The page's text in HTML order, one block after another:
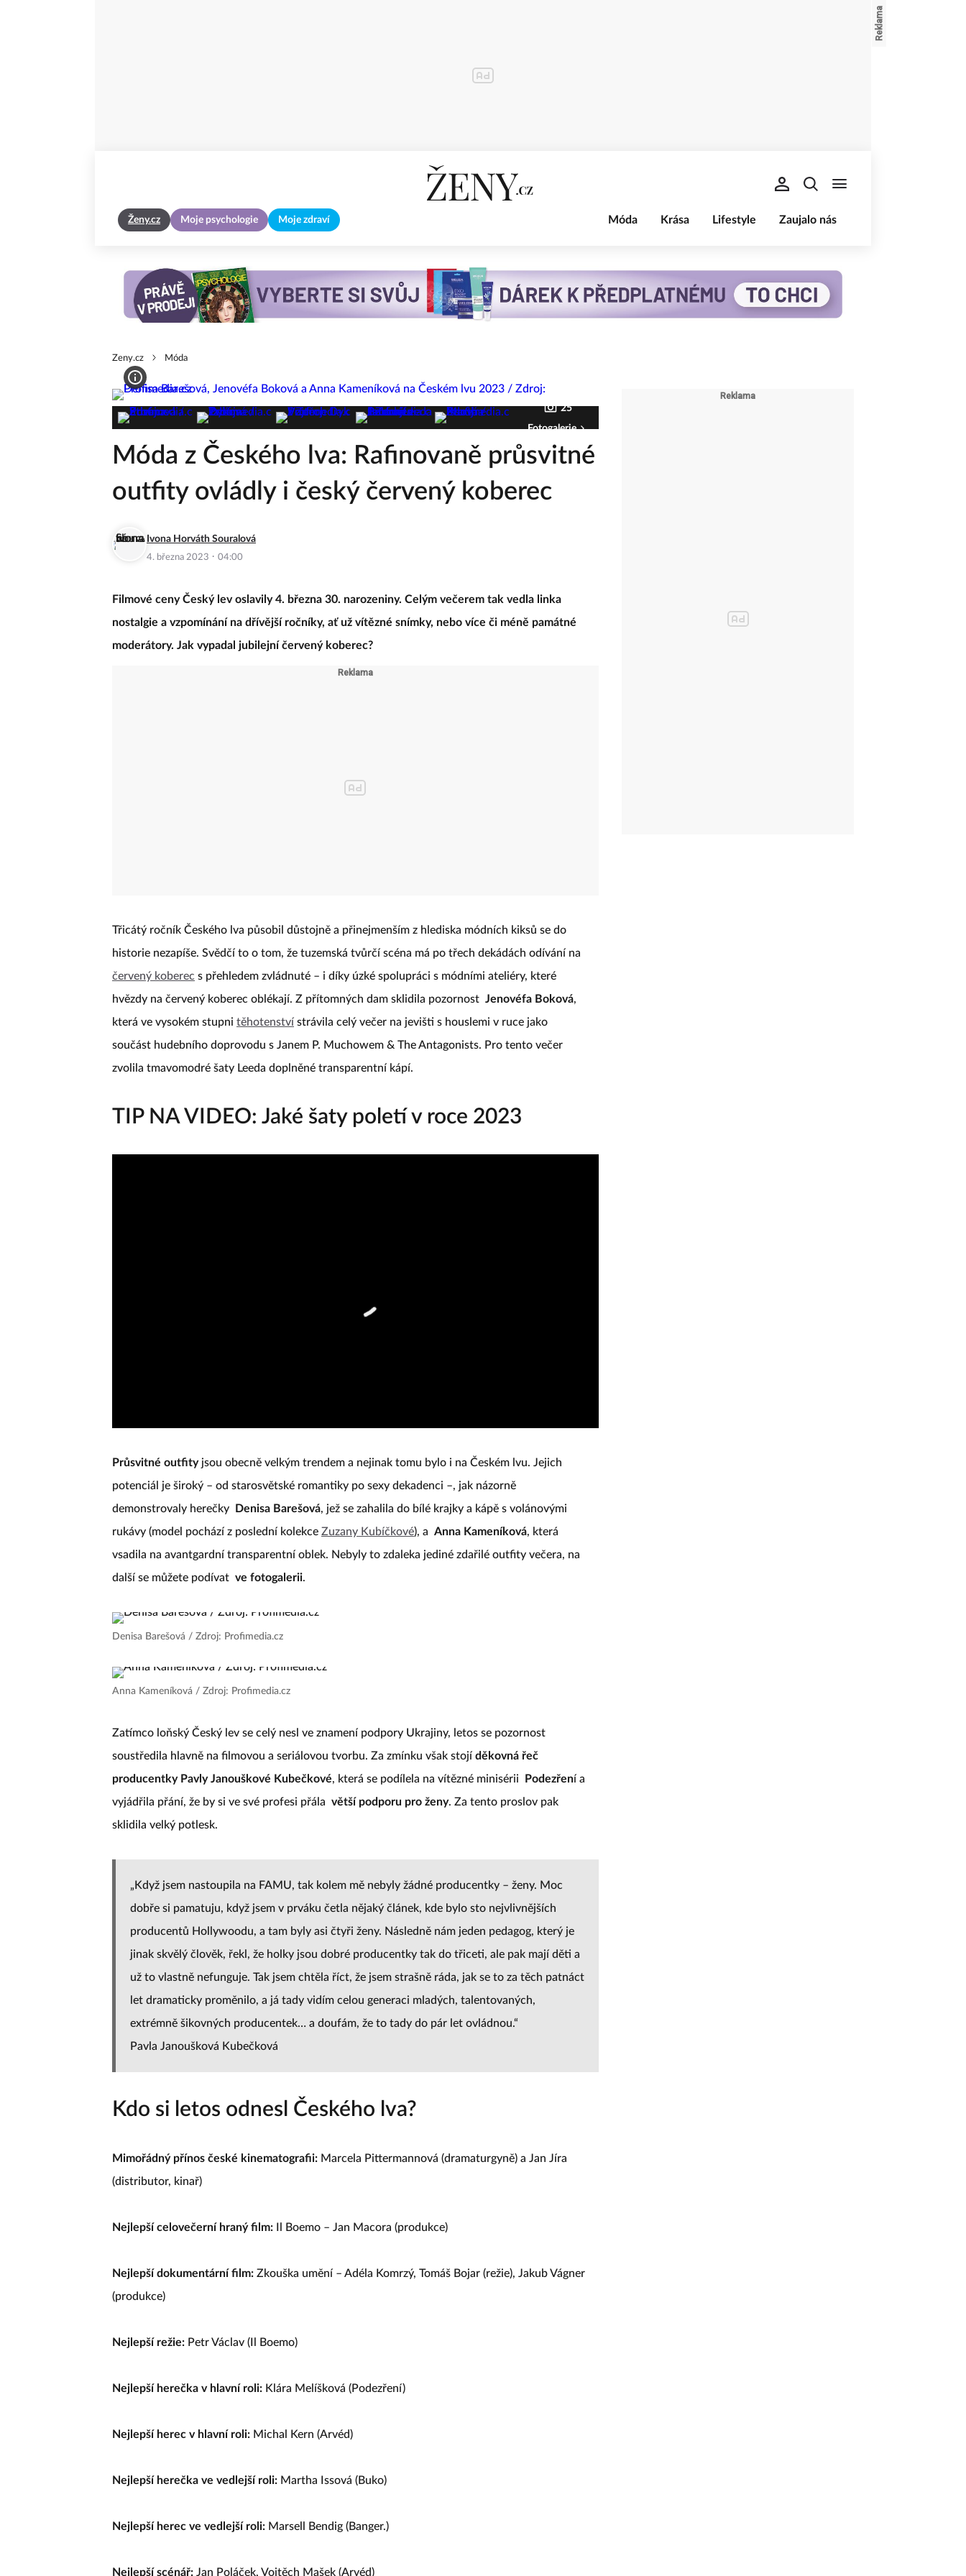
Ženy.cz Moje psychologie Moje zdraví Móda Krása Lifestyle Zaujalo nás
Zeny.cz Móda
25
Fotogalerie
Móda z Českého lva: Rafinovaně průsvitné
outfity ovládly i český červený koberec
Ivona Horváth Souralová
4. března 2023 · 04:00
Filmové ceny Český lev oslavily 4. března 30. narozeniny. Celým večerem tak vedla linka
nostalgie a vzpomínání na dřívější ročníky, ať už vítězné snímky, nebo více či méně památné
moderátory. Jak vypadal jubilejní červený koberec?
Třicátý ročník Českého lva působil důstojně a přinejmenším z hlediska módních kiksů se do
historie nezapíše. Svědčí to o tom, že tuzemská tvůrčí scéna má po třech dekádách odívání na
červený koberec s přehledem zvládnuté – i díky úzké spolupráci s módními ateliéry, které
hvězdy na červený koberec oblékají. Z přítomných dam sklidila pozornost Jenovéfa Boková,
která ve vysokém stupni těhotenství strávila celý večer na jevišti s houslemi v ruce jako
součást hudebního doprovodu s Janem P. Muchowem & The Antagonists. Pro tento večer
zvolila tmavomodré šaty Leeda doplněné transparentní kápí.
TIP NA VIDEO: Jaké šaty poletí v roce 2023
Průsvitné outfityjsou obecně velkým trendem a nejinak tomu bylo i na Českém lvu. Jejich
potenciál je široký – od starosvětské romantiky po sexy dekadenci –, jak názorně
demonstrovaly herečky
Denisa Barešová, jež se zahalila do bílé krajky a kápě s volánovými
rukávy (model pochází z poslední kolekce Zuzany Kubíčkové), a Anna Kameníková, která
vsadila na avantgardní transparentní oblek. Nebyly to zdaleka jediné zdařilé outfity večera, na
další se můžete podívat ve fotogalerii.
Denisa Barešová / Zdroj: Profimedia.cz
Anna Kameníková / Zdroj: Profimedia.cz
Zatímco loňský Český lev se celý nesl ve znamení podpory Ukrajiny, letos se pozornost
soustředila hlavně na filmovou a seriálovou tvorbu. Za zmínku však stojí děkovná řeč
producentky Pavly Janouškové Kubečkové, která se podílela na vítězné minisérii Podezření a
vyjádřila přání, že by si ve své profesi přála větší podporu pro ženy. Za tento proslov pak
sklidila velký potlesk.
„Když jsem nastoupila na FAMU, tak kolem mě nebyly žádné producentky – ženy. Moc
dobře si pamatuju, když jsem v prváku četla nějaký článek, kde bylo sto nejvlivnějších
producentů Hollywoodu, a tam byly asi čtyři ženy. Následně nám jeden pedagog, který je
jinak skvělý člověk, řekl, že holky jsou dobré producentky tak do třiceti, ale pak mají děti a
už to vlastně nefunguje. Tak jsem chtěla říct, že jsem strašně ráda, jak se to za těch patnáct
let dramaticky proměnilo, a já tady vidím celou generaci mladých, talentovaných,
extrémně šikovných producentek… a doufám, že to tady do pár let ovládnou.“
Pavla Janoušková Kubečková
Kdo si letos odnesl Českého lva?
Mimořádný přínos české kinematografii: Marcela Pittermannová (dramaturgyně) a Jan Jíra
(distributor, kinař)
Nejlepší celovečerní hraný film: Il Boemo – Jan Macora (produkce)
Nejlepší dokumentární film: Zkouška umění – Adéla Komrzý, Tomáš Bojar (režie), Jakub Vágner
(produkce)
Nejlepší režie: Petr Václav (Il Boemo)
Nejlepší herečka v hlavní roli: Klára Melíšková (Podezření)
Nejlepší herec v hlavní roli: Michal Kern (Arvéd)
Nejlepší herečka ve vedlejší roli: Martha Issová (Buko)
Nejlepší herec ve vedlejší roli: Marsell Bendig (Banger.)
Nejlepší scénář: Jan Poláček, Vojtěch Mašek (Arvéd)